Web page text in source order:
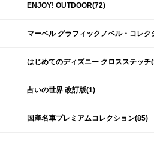
ENJOY! OUTDOOR(72)
マーベル グラフィックノベル・コレク
はじめてのディズニー クロスステッチ
占いの世界 改訂版(1)
国産名車プレミアムコレクション(85)